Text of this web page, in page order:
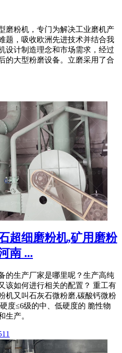
磨粉机，专门为解决工业磨机产
题，吸收欧洲先进技术并结合我
设计制造理念和市场需求，经过
的大型粉磨设备。立磨采用了合
超细磨粉机,矿用磨粉
南 ...
的生产厂家是哪里呢？生产高纯
该如何进行相关的配置？ 重工有
机又叫石灰石微粉磨,碳酸钙微粉
度≤6级的中、低硬度的 脆性物
生产。